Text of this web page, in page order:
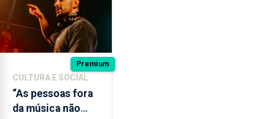
Premium
CULTURA E SOCIAL
“As pessoas fora
da música não